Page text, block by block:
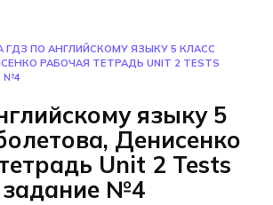
ГДЗ ПО АНГЛИЙСКОМУ ЯЗЫКУ 5 КЛАСС
РАБОЧАЯ ТЕТРАДЬ UNIT 2 TESTS
№4
языку 5
Денисенко
Unit 2 Tests
№4